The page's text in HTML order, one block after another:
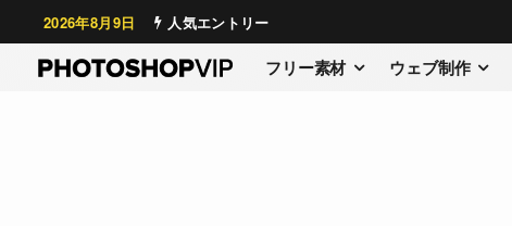
2026年8月9日 人気エントリー
フリー素材 ウェブ制作